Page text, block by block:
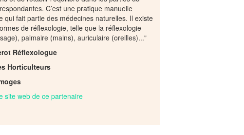
C’est une pratique manuelle
qui fait partie des médecines naturelles. Il existe
de réflexologie, telle que la réflexologie
palmaire (mains), auriculaire (oreilles)..."
Réflexologue
Horticulteurs
site web de ce partenaire